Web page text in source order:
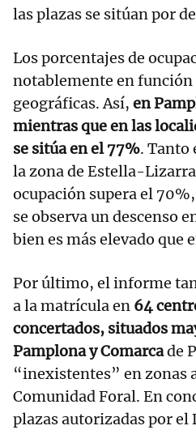
las plazas se sitúan por
Los porcentajes de
notablemente en función
geográficas. Así, en
mientras que en las
se sitúa en el 77%. Tanto
la zona de Estella-
ocupación supera el
se observa un descenso
bien es más elevado que
Por último, el informe
a la matrícula en 64
concertados, situados
Pamplona y Comarcade
“inexistentes” en zonas
Comunidad Foral. En
plazas autorizadas por el